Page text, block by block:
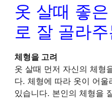
옷 살때 좋
로 잘 골라
체형을 고려
옷 살때 먼저 자신의 체형
다. 체형에 따라 옷이 어
있습니다. 본인의 체형을